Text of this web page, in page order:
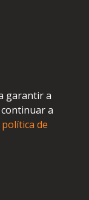
garantir a
a
de